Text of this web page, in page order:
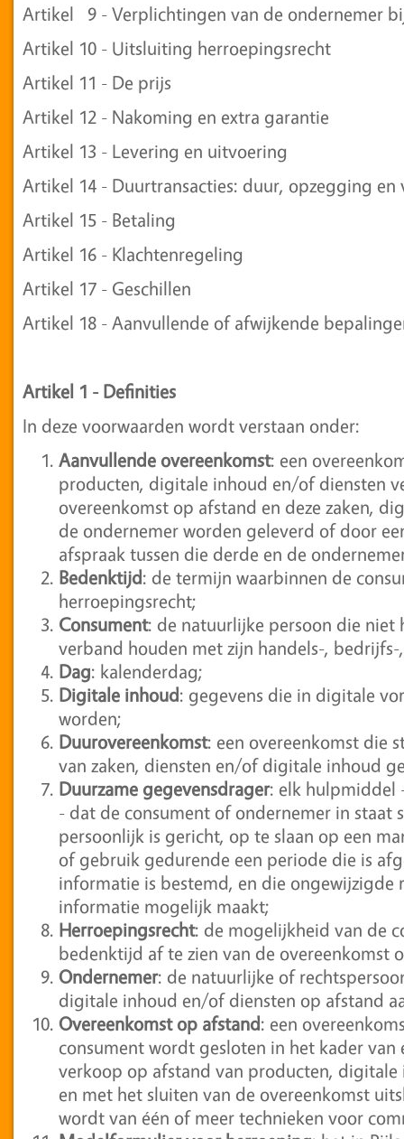
Artikel 9 - Verplichtingen van de ondernemer
Artikel 10 - Uitsluiting herroepingsrecht
Artikel 11 - De prijs
Artikel 12 - Nakoming en extra garantie
Artikel 13 - Levering en uitvoering
Artikel 14 - Duurtransacties: duur, opzegging en
Artikel 15 - Betaling
Artikel 16 - Klachtenregeling
Artikel 17 - Geschillen
Artikel 18 - Aanvullende of afwijkende
Artikel 1 - Definities
In deze voorwaarden wordt verstaan onder:
Aanvullende overeenkomst: een
producten, digitale inhoud en/of diensten
overeenkomst op afstand en deze zaken,
de ondernemer worden geleverd of door
afspraak tussen die derde en de
Bedenktijd: de termijn waarbinnen de
herroepingsrecht;
Consument: de natuurlijke persoon die
verband houden met zijn handels-,
Dag: kalenderdag;
Digitale inhoud: gegevens die in digitale
worden;
Duurovereenkomst: een overeenkomst die
van zaken, diensten en/of digitale inhoud
Duurzame gegevensdrager: elk hulpmiddel
- dat de consument of ondernemer in staat
persoonlijk is gericht, op te slaan op een
of gebruik gedurende een periode die is
informatie is bestemd, en die ongewijzigde
informatie mogelijk maakt;
Herroepingsrecht: de mogelijkheid van de
bedenktijd af te zien van de overeenkomst
Ondernemer: de natuurlijke of
digitale inhoud en/of diensten op afstand
Overeenkomst op afstand: een
consument wordt gesloten in het kader van
verkoop op afstand van producten,
en met het sluiten van de overeenkomst
wordt van één of meer technieken voor